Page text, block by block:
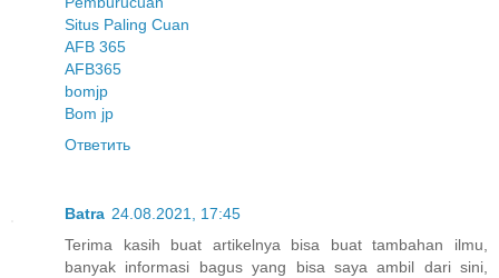
Situs Paling Cuan
AFB 365
AFB365
bomjp
Bom jp
Ответить
Batra 24.08.2021, 17:45
Terima kasih buat artikelnya bisa buat tambahan ilmu,
banyak informasi bagus yang bisa saya ambil dari sini,